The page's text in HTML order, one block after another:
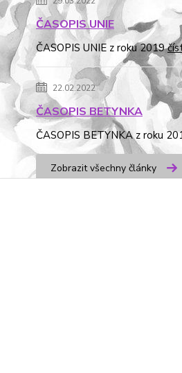
ČASOPIS UNIE
ČASOPIS UNIE z roku 2019
22.02.2022
ČASOPIS BETYNKA
ČASOPIS BETYNKA z roku
Zobrazit všechny články